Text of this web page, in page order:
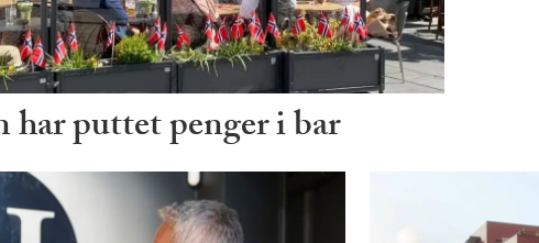
har puttet penger i bar